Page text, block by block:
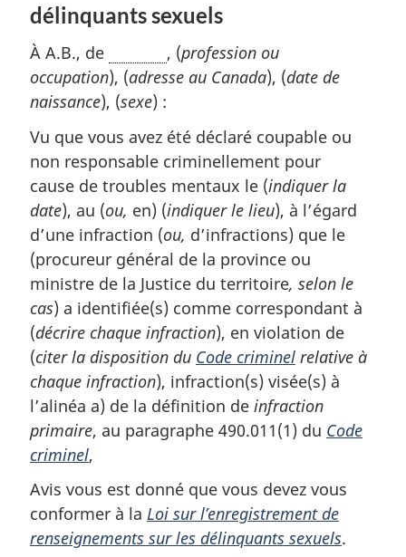
délinquants sexuels
À A.B., de , (profession ou
occupation), (adresse au Canada), (date de
naissance), (sexe) :
Vu que vous avez été déclaré coupable ou
non responsable criminellement pour
cause de troubles mentaux le (indiquer la
date), au (ou, en) (indiquer le lieu), à l’égard
d’une infraction (ou, d’infractions) que le
(procureur général de la province ou
ministre de la Justice du territoire, selon le
cas) a identifiée(s) comme correspondant à
(décrire chaque infraction), en violation de
(citer la disposition du Code criminel relative à
chaque infraction), infraction(s) visée(s) à
l’alinéa a) de la définition de infraction
primaire, au paragraphe 490.011(1) du Code
criminel,
Avis vous est donné que vous devez vous
conformer à la Loi sur l’enregistrement de
renseignements sur les délinquants sexuels.